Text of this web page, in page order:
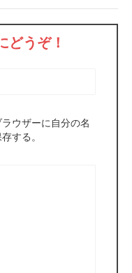
どうぞ！
ウザーに自分の名
する。